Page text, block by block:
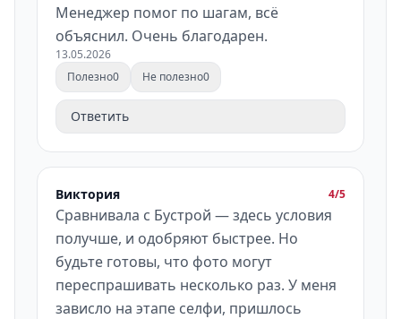
Менеджер помог по шагам, всё
объяснил. Очень благодарен.
13.05.2026
Полезно0 Не полезно0
Ответить
Виктория 4/5
Сравнивала с Бустрой — здесь условия
получше, и одобряют быстрее. Но
будьте готовы, что фото могут
переспрашивать несколько раз. У меня
зависло на этапе селфи, пришлось